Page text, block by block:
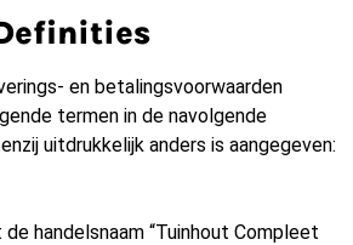
en betalingsvoorwaarden
termen in de navolgende
uitdrukkelijk anders is aangegeven:
handelsnaam “Tuinhout Compleet